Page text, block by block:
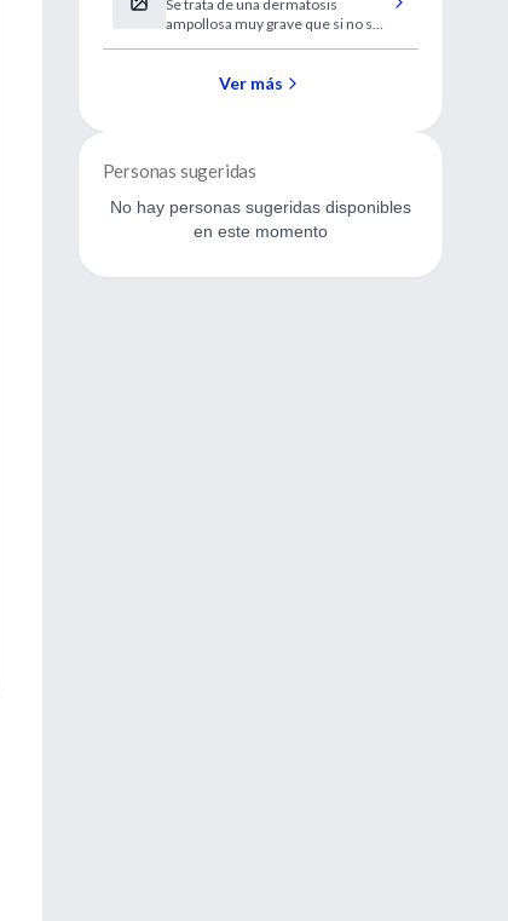
tratar una enfermedad rara
de la piel
Se trata de una dermatosis
ampollosa muy grave que si no se
enfermedades serían eficaces en
Ver más
Personas sugeridas
No hay personas sugeridas disponibles
en este momento